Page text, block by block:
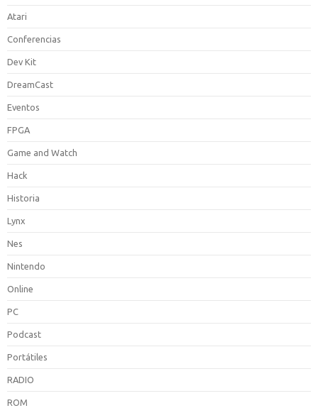
Atari
Conferencias
Dev Kit
DreamCast
Eventos
FPGA
Game and Watch
Hack
Historia
Lynx
Nes
Nintendo
Online
PC
Podcast
Portátiles
RADIO
ROM